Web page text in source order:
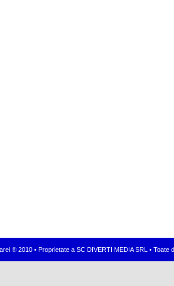
® 2010 • Proprietate a SC DIVERTI MEDIA SRL •